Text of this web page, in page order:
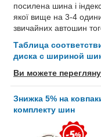
посилена шина і
якої вище на 3-4
звичайних автошин
Таблица
диска с шириной
Ви можете
Знижка 5% на
комплекту шин